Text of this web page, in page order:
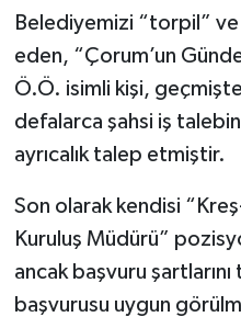
Belediyemizi “torpil”
eden, “Çorum’un
Ö.Ö. isimli kişi,
defalarca şahsi iş
ayrıcalık talep etmiştir.
Son olarak kendisi
Kuruluş Müdürü”
ancak başvuru şartlarını
başvurusu uygun